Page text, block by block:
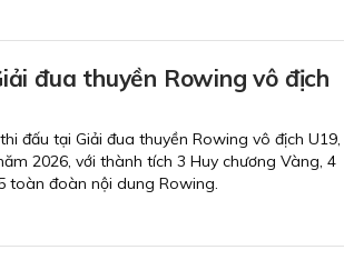
đua thuyền Rowing vô địch
đấu tại Giải đua thuyền Rowing vô địch U19,
2026, với thành tích 3 Huy chương Vàng, 4
toàn đoàn nội dung Rowing.